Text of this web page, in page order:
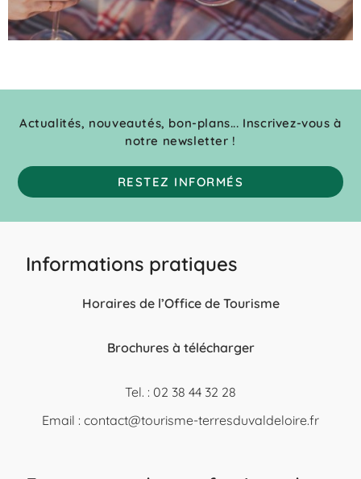
Actualités, nouveautés, bon-plans... Inscrivez-vous à
notre newsletter !
RESTEZ INFORMÉS
Informations pratiques
Horaires de l’Office de Tourisme
Brochures à télécharger
Tel. : 02 38 44 32 28
Email : contact@tourisme-terresduvaldeloire.fr